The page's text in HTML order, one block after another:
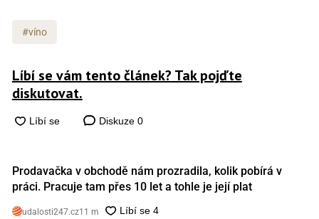
#víno
Líbí se vám tento článek? Tak pojďte
diskutovat.
Diskuze 0
Prodavačka v obchodě nám prozradila, kolik pobírá v
práci. Pracuje tam přes 10 let a tohle je její plat
udalosti247.cz11 m